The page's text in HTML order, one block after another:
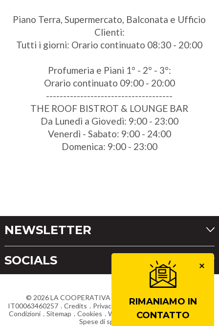
Piano Terra, Supermercato, Balconata e Ufficio
Clienti:
Tutti i giorni: Orario continuato 08:30 - 20:00
Profumeria e Piani 1° - 2° - 3°:
Orario continuato 09:00 - 20:00
-------------------------------------
THE ROOF BISTROT & LOUNGE BAR
Da Lunedì a Giovedì: 9:00 - 23:00
Venerdì - Sabato: 9:00 - 24:00
Domenica: 9:00 - 23:00
NEWSLETTER
SOCIALS
© 2026LA COOPERATIVA DI CORTINA
Partita IVA
IT00063460257
Credits Privacy
Dichiarazione di accessibilità
Condizioni
Sitemap Cookies Whistleblowing
Lavora con noi
Spese di spedizione
RIMANIAMO IN
CONTATTO